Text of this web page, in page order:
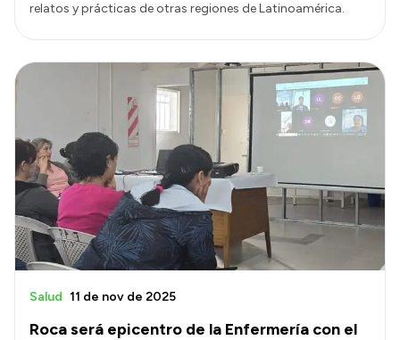
relatos y prácticas de otras regiones de Latinoamérica.
Roca será epicentro de la Enfermería con el
Salud 11 de nov de 2025